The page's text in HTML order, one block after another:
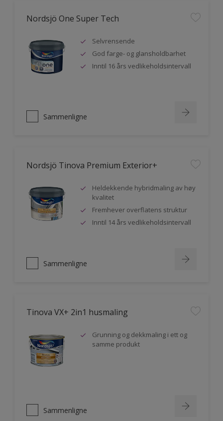
Nordsjö One Super Tech
Selvrensende
God farge- og glansholdbarhet
Inntil 16 års vedlikeholdsintervall
Sammenligne
Nordsjö Tinova Premium Exterior+
Heldekkende hybridmaling av høy
kvalitet
Fremhever overflatens struktur
Inntil 14 års vedlikeholdsintervall
Sammenligne
Tinova VX+ 2in1 husmaling
Grunning og dekkmaling i ett og
samme produkt
Sammenligne